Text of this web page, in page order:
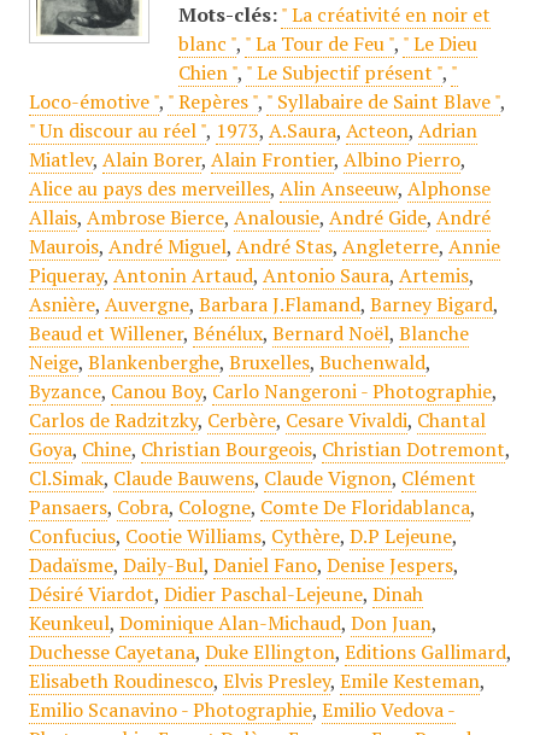
Mots-clés: " La créativité en noir et
blanc ", " La Tour de Feu ", " Le Dieu
Chien ", " Le Subjectif présent ", "
Loco-émotive ", " Repères ", " Syllabaire de Saint Blave ",
" Un discour au réel ", 1973, A.Saura, Acteon, Adrian
Miatlev, Alain Borer, Alain Frontier, Albino Pierro,
Alice au pays des merveilles, Alin Anseeuw, Alphonse
Allais, Ambrose Bierce, Analousie, André Gide, André
Maurois, André Miguel, André Stas, Angleterre, Annie
Piqueray, Antonin Artaud, Antonio Saura, Artemis,
Asnière, Auvergne, Barbara J.Flamand, Barney Bigard,
Beaud et Willener, Bénélux, Bernard Noël, Blanche
Neige, Blankenberghe, Bruxelles, Buchenwald,
Byzance, Canou Boy, Carlo Nangeroni - Photographie,
Carlos de Radzitzky, Cerbère, Cesare Vivaldi, Chantal
Goya, Chine, Christian Bourgeois, Christian Dotremont,
Cl.Simak, Claude Bauwens, Claude Vignon, Clément
Pansaers, Cobra, Cologne, Comte De Floridablanca,
Confucius, Cootie Williams, Cythère, D.P Lejeune,
Dadaïsme, Daily-Bul, Daniel Fano, Denise Jespers,
Désiré Viardot, Didier Paschal-Lejeune, Dinah
Keunkeul, Dominique Alan-Michaud, Don Juan,
Duchesse Cayetana, Duke Ellington, Editions Gallimard,
Elisabeth Roudinesco, Elvis Presley, Emile Kesteman,
Emilio Scanavino - Photographie, Emilio Vedova -